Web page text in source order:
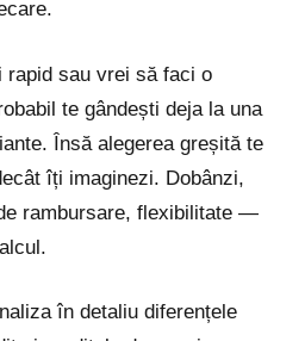
rapid sau vrei să faci o
te gândești deja la una
Însă alegerea greșită te
îți imaginezi. Dobânzi,
rambursare, flexibilitate —
în detaliu diferențele